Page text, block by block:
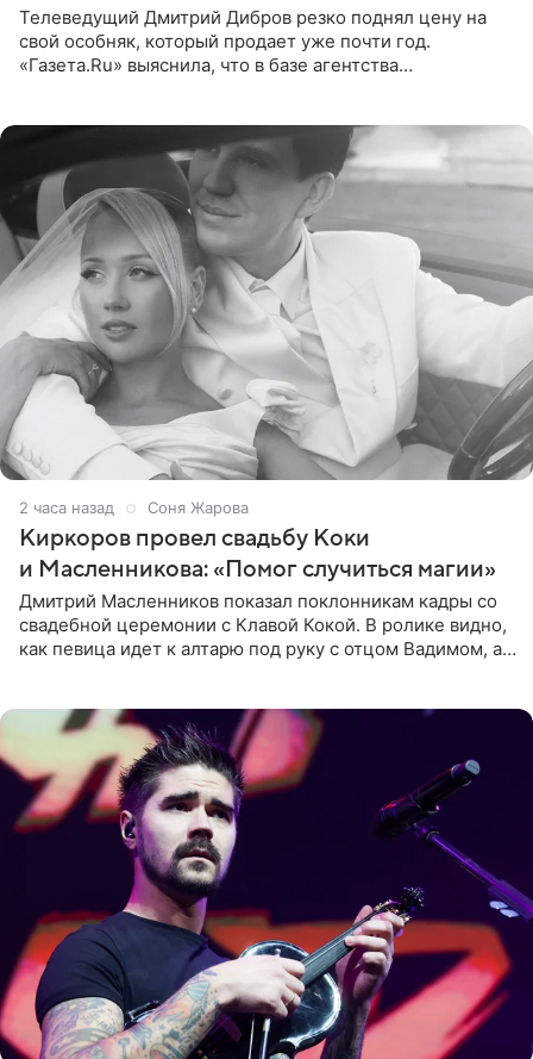
Телеведущий Дмитрий Дибров резко поднял цену на
свой особняк, который продает уже почти год.
«Газета.Ru» выяснила, что в базе агентства
2 часа назад Соня Жарова
Киркоров провел свадьбу Коки
и Масленникова: «Помог случиться магии»
Дмитрий Масленников показал поклонникам кадры со
свадебной церемонии с Клавой Кокой. В ролике видно,
как певица идет к алтарю под руку с отцом Вадимом, а у